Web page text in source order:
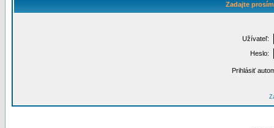
Zadajte
Užívateľ:
Heslo:
Prihlásiť